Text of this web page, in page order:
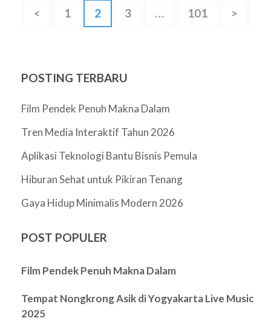
Paginasi
< Halaman
1 Halaman
2 Halaman
3 … Halaman
101 >
POSTING TERBARU
Film Pendek Penuh Makna Dalam
Tren Media Interaktif Tahun 2026
Aplikasi Teknologi Bantu Bisnis Pemula
Hiburan Sehat untuk Pikiran Tenang
Gaya Hidup Minimalis Modern 2026
POST POPULER
Film Pendek Penuh Makna Dalam
Tempat Nongkrong Asik di Yogyakarta Live Music
2025